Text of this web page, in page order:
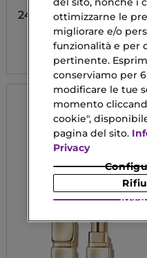
24,75 €ottimizzarne le
migliorare e/o
funzionalità e per
pertinente.
conserviamo per
modificare le tue
momento
cookie",
pagina del sito.
Privacy